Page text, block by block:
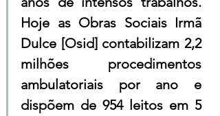
Hoje as Obras Sociais Irmã
Dulce [Osid] contabilizam 2,2
milhões procedimentos
ambulatoriais por ano e
dispõem de 954 leitos em 5